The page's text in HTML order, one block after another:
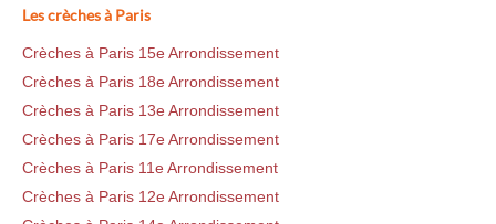
Les crèches à Paris
Crèches à Paris 15e Arrondissement
Crèches à Paris 18e Arrondissement
Crèches à Paris 13e Arrondissement
Crèches à Paris 17e Arrondissement
Crèches à Paris 11e Arrondissement
Crèches à Paris 12e Arrondissement